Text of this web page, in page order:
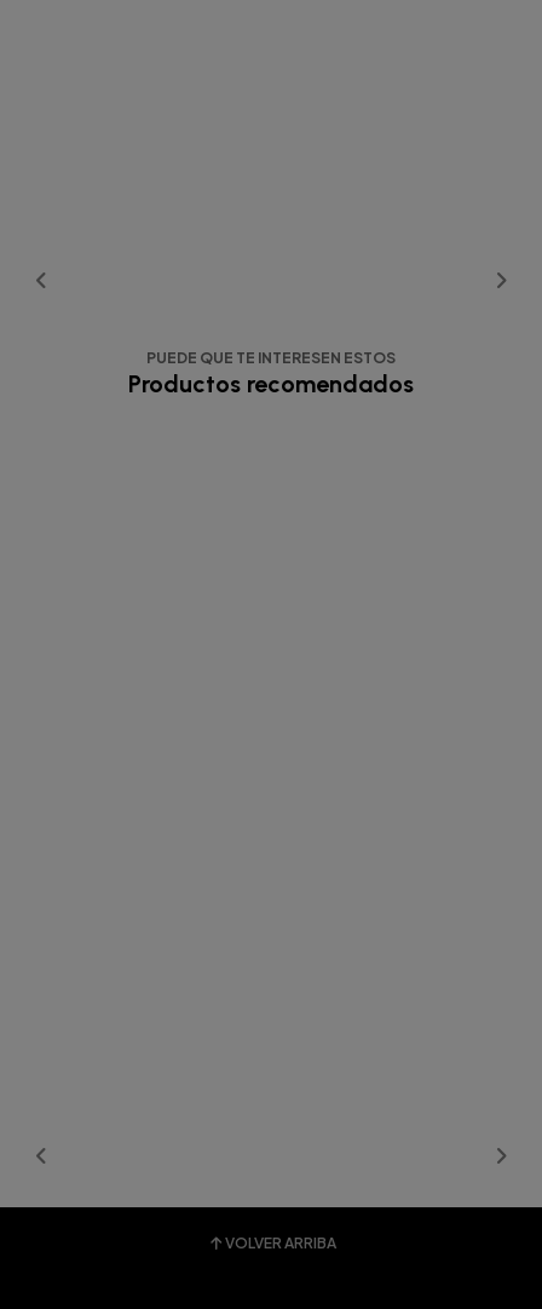
PUEDE QUE TE INTERESEN ESTOS
Productos recomendados
VOLVER ARRIBA